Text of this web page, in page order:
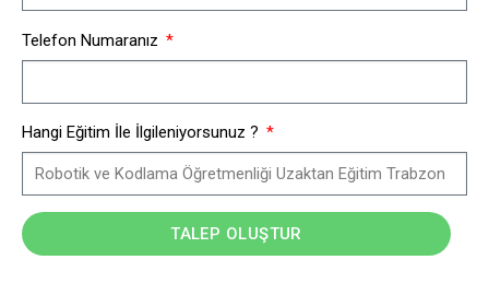
Telefon Numaranız
Hangi Eğitim İle İlgileniyorsunuz ?
TALEP OLUŞTUR